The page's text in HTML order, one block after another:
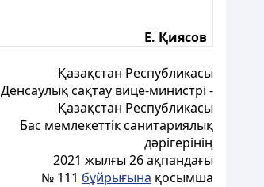
Е. Қиясов
Қазақстан Республикасы
Денсаулық сақтау вице-министрі -
Қазақстан Республикасы
Бас мемлекеттік санитариялық
дәрігерінің
2021 жылғы 26 ақпандағы
№ 111 бұйрығына қосымша